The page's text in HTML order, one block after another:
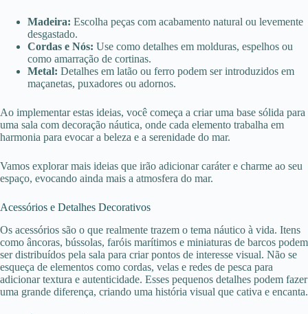
Madeira: Escolha peças com acabamento natural ou levemente
desgastado.
Cordas e Nós: Use como detalhes em molduras, espelhos ou
como amarração de cortinas.
Metal: Detalhes em latão ou ferro podem ser introduzidos em
maçanetas, puxadores ou adornos.
Ao implementar estas ideias, você começa a criar uma base sólida para
uma sala com decoração náutica, onde cada elemento trabalha em
harmonia para evocar a beleza e a serenidade do mar.
Vamos explorar mais ideias que irão adicionar caráter e charme ao seu
espaço, evocando ainda mais a atmosfera do mar.
Acessórios e Detalhes Decorativos
Os acessórios são o que realmente trazem o tema náutico à vida. Itens
como âncoras, bússolas, faróis marítimos e miniaturas de barcos podem
ser distribuídos pela sala para criar pontos de interesse visual. Não se
esqueça de elementos como cordas, velas e redes de pesca para
adicionar textura e autenticidade. Esses pequenos detalhes podem fazer
uma grande diferença, criando uma história visual que cativa e encanta.